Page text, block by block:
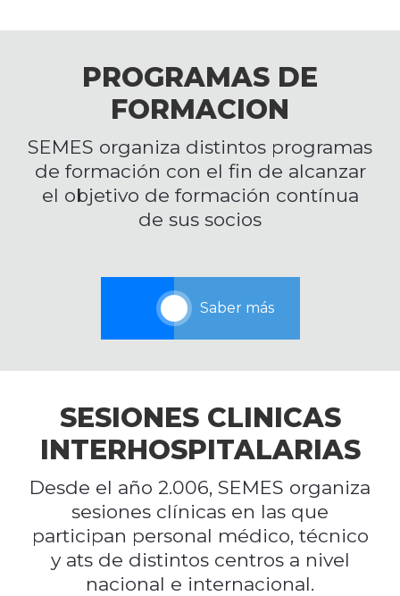
PROGRAMAS DE
FORMACION
SEMES organiza distintos programas
de formación con el fin de alcanzar
el objetivo de formación contínua
de sus socios
Saber más
SESIONES CLINICAS
INTERHOSPITALARIAS
Desde el año 2.006, SEMES organiza
sesiones clínicas en las que
participan personal médico, técnico
y ats de distintos centros a nivel
nacional e internacional.